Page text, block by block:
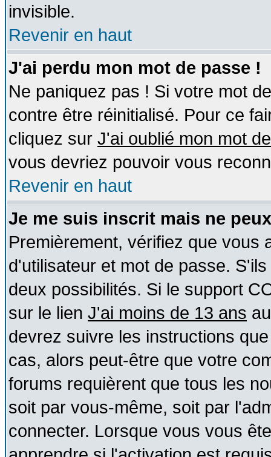
invisible.
Revenir en haut
J'ai perdu mon mot de passe !
Ne paniquez pas ! Si votre mot
contre être réinitialisé. Pour ce
cliquez sur J'ai oublié mon mot
vous devriez pouvoir vous
Revenir en haut
Je me suis inscrit mais ne
Premièrement, vérifiez que vous
d'utilisateur et mot de passe.
deux possibilités. Si le support
sur le lien J'ai moins de 13 ans
devrez suivre les instructions
cas, alors peut-être que votre
forums requièrent que tous les
soit par vous-même, soit par
connecter. Lorsque vous vous